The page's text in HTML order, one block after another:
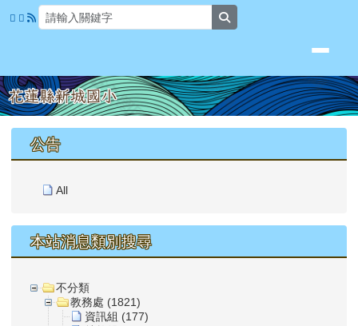
跳至主內容區
花蓮縣新城國小
上中區域內容
公告
All
本站消息類別搜尋
不分類
教務處 (1821)
資訊組 (177)
頁尾區域